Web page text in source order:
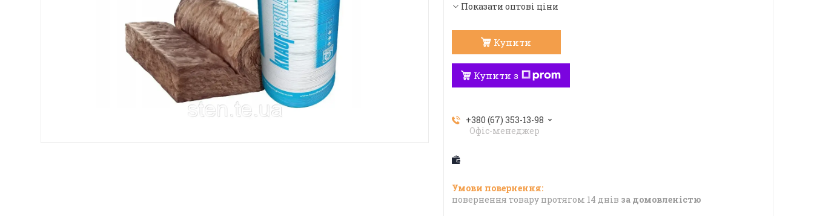
Показати оптові ціни
Купити
Купити з
+380 (67) 353-13-98
Офіс-менеджер
повернення товару протягом 14 днів за домовленістю